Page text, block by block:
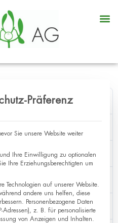
674 kB
13.04.2022
Präferenz
Sie unsere Website weiter
Ihre Einwilligung zu optionalen
Ihre Erziehungsberechtigten um
Technologien auf unserer Website.
andere uns helfen, diese
Personenbezogene Daten
Adressen), z. B. für personalisierte
von Anzeigen und Inhalten.